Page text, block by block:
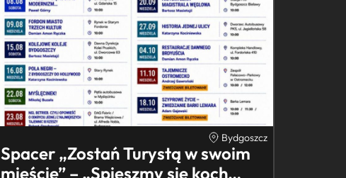
Bydgoszcz
Spacer „Zostań Turystą w swoim
mieście” – „Spieszmy się koch…